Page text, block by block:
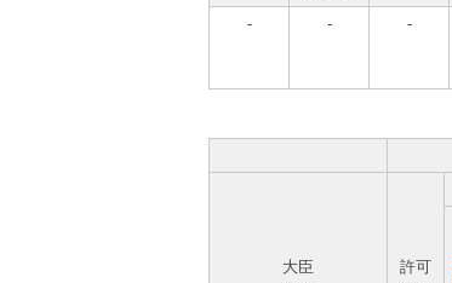
- - -
大臣
許可